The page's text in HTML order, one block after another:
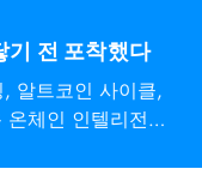
기 전 포착했다
알트코인 사이클,
체인 인텔리전스